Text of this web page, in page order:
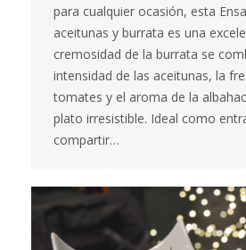
para cualquier ocasión, esta
aceitunas y burrata es una
cremosidad de la burrata se
intensidad de las aceitunas, la
tomates y el aroma de la
plato irresistible. Ideal como
compartir…